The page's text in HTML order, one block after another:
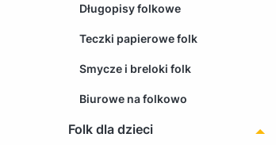
Długopisy folkowe
Teczki papierowe folk
Smycze i breloki folk
Biurowe na folkowo
Folk dla dzieci